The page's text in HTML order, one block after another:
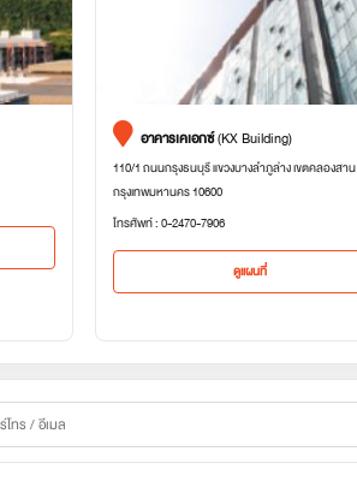
อาคารเคเอกซ์(KX Building)
110/1 ถนนกรุงธนบุรี แขวงบางลำภูล่าง เขตคลองสาน
กรุงเทพมหานคร 10600
โทรศัพท์ : 0-2470-7906
ดูแผนที่